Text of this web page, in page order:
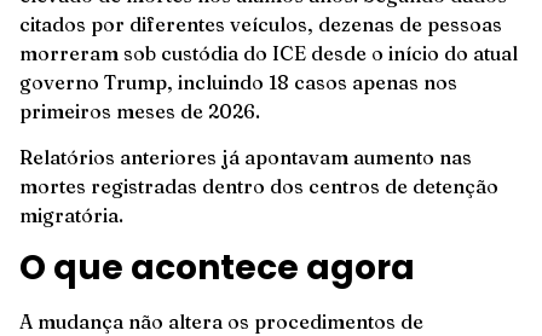
citados por diferentes veículos, dezenas de pessoas
morreram sob custódia do ICE desde o início do atual
governo Trump, incluindo 18 casos apenas nos
primeiros meses de 2026.
Relatórios anteriores já apontavam aumento nas
mortes registradas dentro dos centros de detenção
migratória.
O que acontece agora
A mudança não altera os procedimentos de